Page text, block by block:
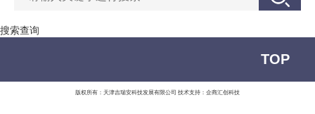
搜索查询
TOP
版权所有：天津吉瑞安科技发展有限公司 技术支持：企商汇创科技